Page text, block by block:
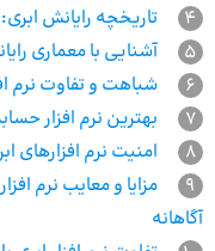
4
تاریخچه رایانش
5
آشنایی با معماری
6
شباهت و تفاوت نرم
7
بهترین نرم افزار
8
امنیت نرم‌ افزارهای
9
مزایا و معایب نرم
آگاهانه